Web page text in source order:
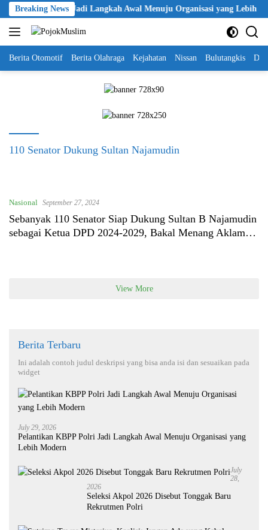
Skip
to
content
Breaking News
KBPP Polri Jadi Langkah Awal Menuju Organisasi yang Lebih
Berita Otomotif Berita Olahraga Kejahatan Nissan Bulutangkis
110 Senator Dukung Sultan Najamudin
Nasional September 27, 2024
Sebanyak 110 Senator Siap Dukung Sultan B Najamudin
sebagai Ketua DPD 2024-2029, Bakal Menang Aklamasi
View More
Berita Terbaru
Ini adalah contoh judul deskripsi yang bisa anda isi dan sesuaikan pada
widget
July 29, 2026
Pelantikan KBPP Polri Jadi Langkah Awal Menuju Organisasi yang
Lebih Modern
July
28,
2026
Seleksi Akpol 2026 Disebut Tonggak Baru
Rekrutmen Polri